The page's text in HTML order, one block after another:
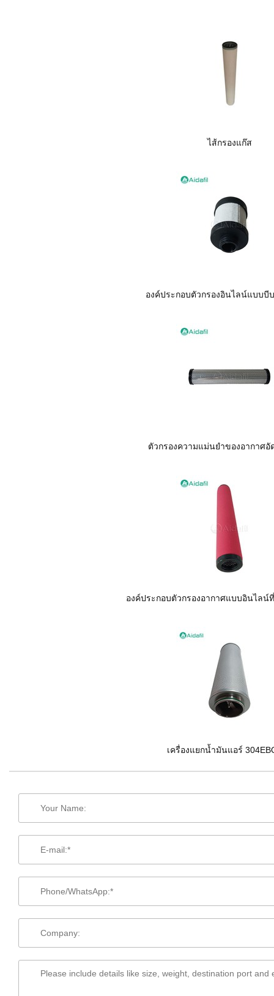
ไส้กรองแก๊ส
องค์ประกอบตัวกรองอินไลน์แบบบี
ตัวกรองความแม่นยำของอากาศอั
องค์ประกอบตัวกรองอากาศแบบอินไลน์
เครื่องแยกน้ำมันแอร์